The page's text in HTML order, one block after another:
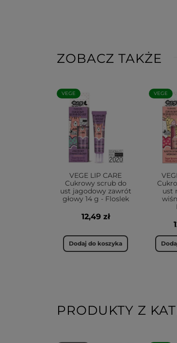
ZOBACZ TAKŻE
VEGE
VEGE LIP CARE
Cukrowy scrub do
ust jagodowy zawrót
głowy 14 g - Floslek
12,49 zł
Dodaj do koszyka
VEGE
ust
PRODUKTY Z